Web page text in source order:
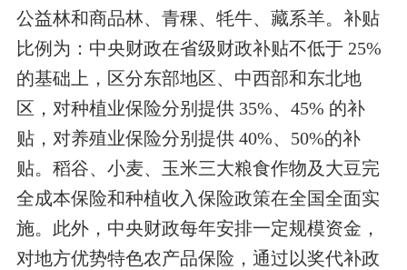
公益林和商品林、青稞、牦牛、藏系羊。补贴
比例为：中央财政在省级财政补贴不低于 25%
的基础上，区分东部地区、中西部和东北地
区，对种植业保险分别提供 35%、45% 的补
贴，对养殖业保险分别提供 40%、50%的补
贴。稻谷、小麦、玉米三大粮食作物及大豆完
全成本保险和种植收入保险政策在全国全面实
施。此外，中央财政每年安排一定规模资金，
对地方优势特色农产品保险，通过以奖代补政